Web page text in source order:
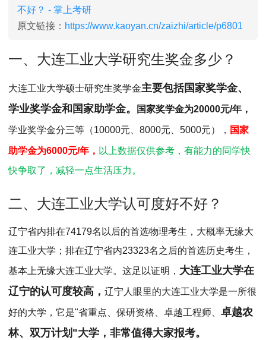
院校库 考试报名
MPAcc会计专硕
院校库 考试报名 招生政策 学制学费
报名流程
考试真题
报考经验 招生简章
院校库 考试报名 招生政策
不好？ - 掌上考研
原文链接： https://www.kaoyan.cn/zaizhi/article/p6801
一、大连工业大学研究生奖金多少？
大连工业大学硕士研究生奖学金主要包括国家奖学金、
学业奖学金和 国家助学金。 国家奖学金为20000元/年，
学业奖学金分三等（10000元、8000元、5000元）， 国家
助学金为6000元/年， 以上数据仅供参考，有能力的同学快
快争取了，减轻一点生活压力。
二、大连工业大学认可度好不好？
辽宁省内排在74179名以后的首选物理考生，大概率无缘大
连工业大学；排在辽宁省内23323名之后的首选历史考生，
基本上无缘大连工业大学。这足以证明， 大连工业大学在
辽宁的认可度较高，辽宁人眼里的大连工业大学是一所很
好的大学，它是"省重点、保研资格、卓越工程师、卓越农
林、双万计划"大学，非常值得大家报考。